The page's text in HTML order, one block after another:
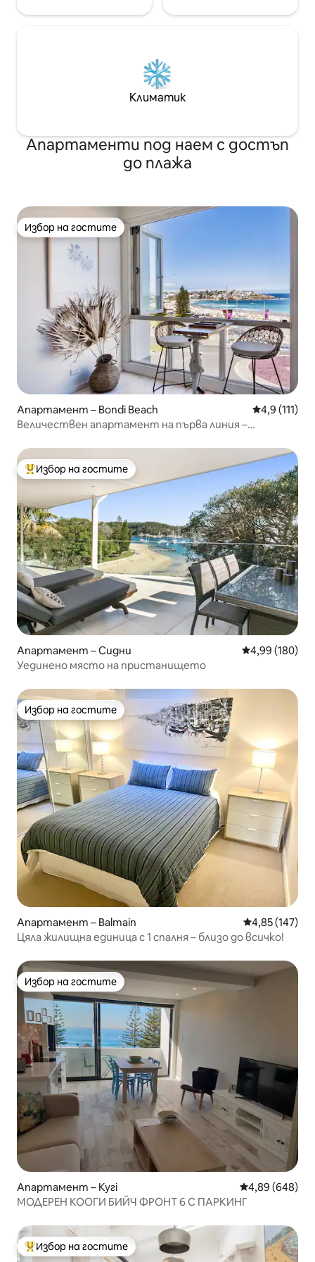
Климатик
Апартаменти под наем с достъп
до плажа
Избор на гостите
Избор на гостите
Апартамент – Bondi Beach Средна
4,9 (111)
Величествен апартамент на първа линия –
Най-популярен избор на гостите
Избор на гостите
Апартамент – Сидни Средна
4,99 (180)
Уединено място на пристанището
Избор на гостите
Избор на гостите
Апартамент – Balmain Средна
4,85 (147)
Цяла жилищна единица с 1 спалня – близо до всичко!
Избор на гостите
Избор на гостите
Апартамент – Кугі Средна
4,89 (648)
МОДЕРЕН КООГИ БИЙЧ ФРОНТ 6 С ПАРКИНГ
Най-популярен избор на гостите
Избор на гостите